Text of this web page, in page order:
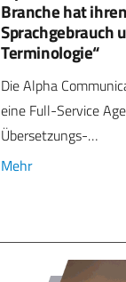
Branche hat
Sprachgebrauch
Terminologie“
Die Alpha
eine Full-Service
Übersetzungs-…
Mehr